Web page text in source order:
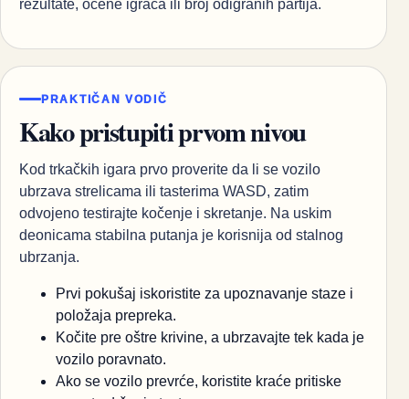
rezultate, ocene igrača ili broj odigranih partija.
PRAKTIČAN VODIČ
Kako pristupiti prvom nivou
Kod trkačkih igara prvo proverite da li se vozilo
ubrzava strelicama ili tasterima WASD, zatim
odvojeno testirajte kočenje i skretanje. Na uskim
deonicama stabilna putanja je korisnija od stalnog
ubrzanja.
Prvi pokušaj iskoristite za upoznavanje staze i
položaja prepreka.
Kočite pre oštre krivine, a ubrzavajte tek kada je
vozilo poravnato.
Ako se vozilo prevrće, koristite kraće pritiske